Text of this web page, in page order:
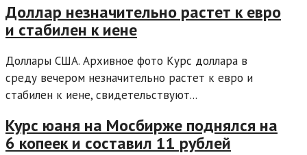
Доллар незначительно растет к евро
и стабилен к иене
Доллары США. Архивное фото Курс доллара в
среду вечером незначительно растет к евро и
стабилен к иене, свидетельствуют...
Курс юаня на Мосбирже поднялся на
6 копеек и составил 11 рублей